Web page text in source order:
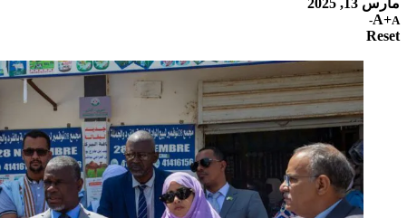
A+A-
Reset